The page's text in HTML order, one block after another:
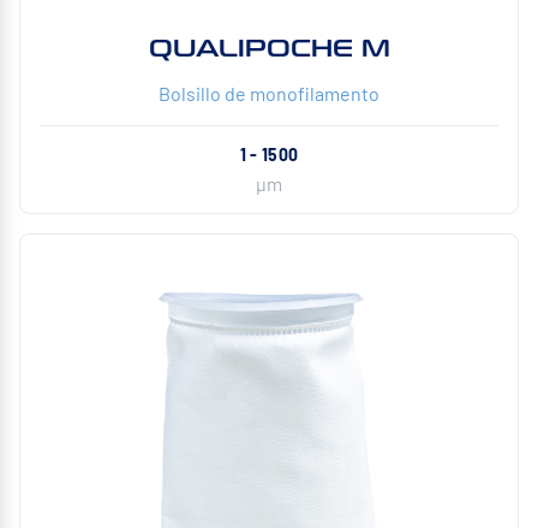
QUALIPOCHE M
Bolsillo de monofilamento
1 - 1500
µm